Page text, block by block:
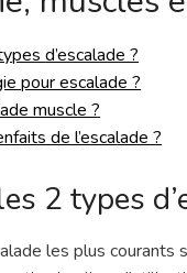
d’escalade ?
pour escalade ?
muscle ?
de l’escalade ?
2 types
les plus courants